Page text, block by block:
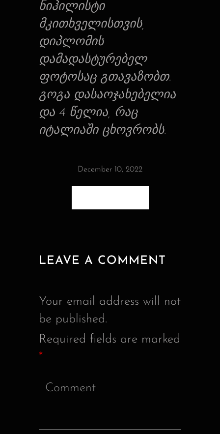
ნიჰილისტი
მკითხველისთვის,
დიპლომის
დამადასტურებელ
ფოტოსაც გთავაზობთ.
გოგა დასაოჯახებელია
და 4 წელია, რაც
იტალიაში ცხოვრობს.
December 10, 2022
LEAVE A COMMENT
Your email address will not
be published.
Required fields are marked
*